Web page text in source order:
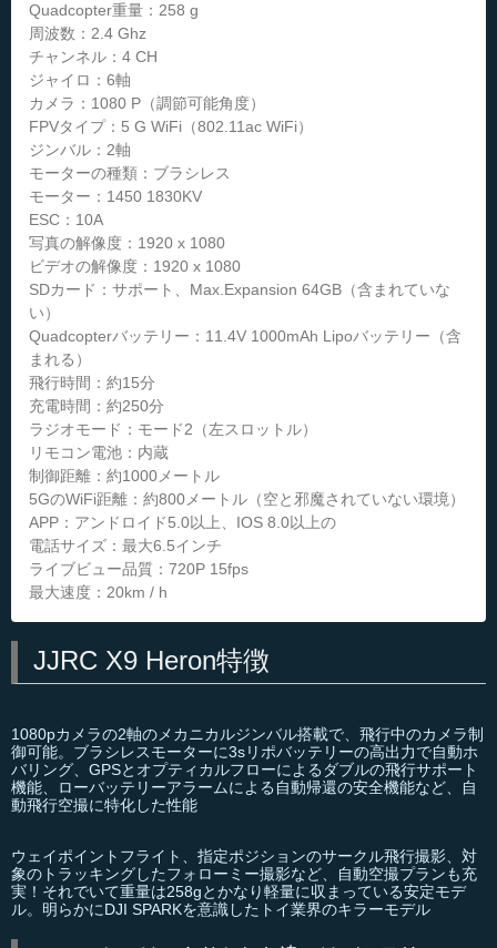
Quadcopter重量：258 g
周波数：2.4 Ghz
チャンネル：4 CH
ジャイロ：6軸
カメラ：1080 P（調節可能角度）
FPVタイプ：5 G WiFi（802.11ac WiFi）
ジンバル：2軸
モーターの種類：ブラシレス
モーター：1450 1830KV
ESC：10A
写真の解像度：1920 x 1080
ビデオの解像度：1920 x 1080
SDカード：サポート、Max.Expansion 64GB（含まれていな
い）
Quadcopterバッテリー：11.4V 1000mAh Lipoバッテリー（含
まれる）
飛行時間：約15分
充電時間：約250分
ラジオモード：モード2（左スロットル）
リモコン電池：内蔵
制御距離：約1000メートル
5GのWiFi距離：約800メートル（空と邪魔されていない環境）
APP：アンドロイド5.0以上、IOS 8.0以上の
電話サイズ：最大6.5インチ
ライブビュー品質：720P 15fps
最大速度：20km / h
JJRC X9 Heron特徴
1080pカメラの2軸のメカニカルジンバル搭載で、飛行中のカメラ制
御可能。ブラシレスモーターに3sリポバッテリーの高出力で自動ホ
バリング、GPSとオプティカルフローによるダブルの飛行サポート
機能、ローバッテリーアラームによる自動帰還の安全機能など、自
動飛行空撮に特化した性能
ウェイポイントフライト、指定ポジションのサークル飛行撮影、対
象のトラッキングしたフォローミー撮影など、自動空撮プランも充
実！それでいて重量は258gとかなり軽量に収まっている安定モデ
ル。明らかにDJI SPARKを意識したトイ業界のキラーモデル